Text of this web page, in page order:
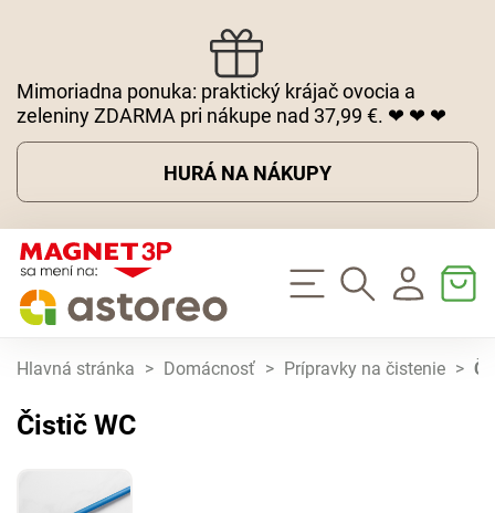
Mimoriadna ponuka: praktický krájač ovocia a
zeleniny ZDARMA pri nákupe nad 37,99 €. ❤ ❤ ❤
HURÁ NA NÁKUPY
Hlavná stránka > Domácnosť > Prípravky na čistenie >
Čistič WC